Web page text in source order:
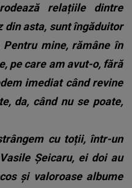
relațiile dintre
din asta, sunt îngăduitor
mine, rămâne în
pe care am avut-o, fără
imediat când revine
da, când nu se poate,
cu toții, într-un
Șeicaru, ei doi au
și valoroase albume